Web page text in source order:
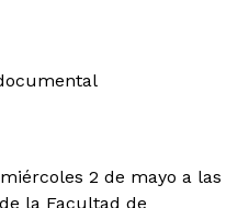
2 de mayo a las
la Facultad de